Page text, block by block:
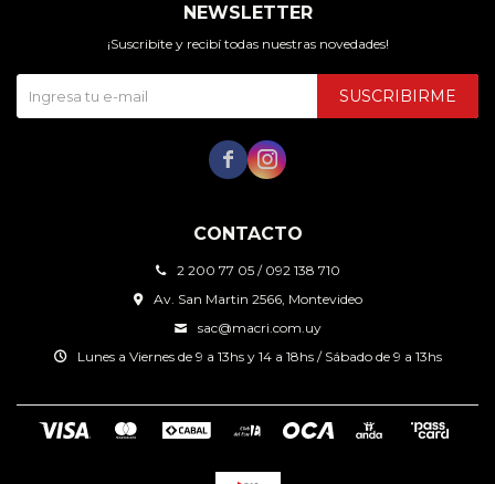
CONTACTO
2 200 77 05 / 092 138 710
Av. San Martin 2566, Montevideo
sac@macri.com.uy
Lunes a Viernes de 9 a 13hs y 14 a 18hs / Sábado de 9 a 13hs
NEWSLETTER
¡Suscribite y recibí todas nuestras novedades!
SUSCRIBIRME
 